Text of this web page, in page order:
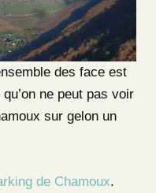
des face est
ne peut pas voir
sur gelon un
de Chamoux.